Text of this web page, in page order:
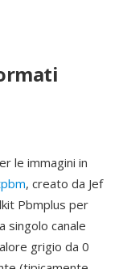
le immagini in
, creato da Jef
Pbmplus per
singolo canale
grigio da 0